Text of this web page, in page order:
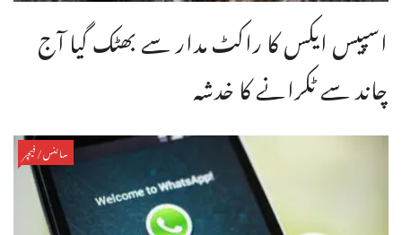
اسپیس ایکس کا راکٹ مدار سے بھٹک گیا آج
چاند سے ٹکرانے کا خدشہ
سائنس/فیچر